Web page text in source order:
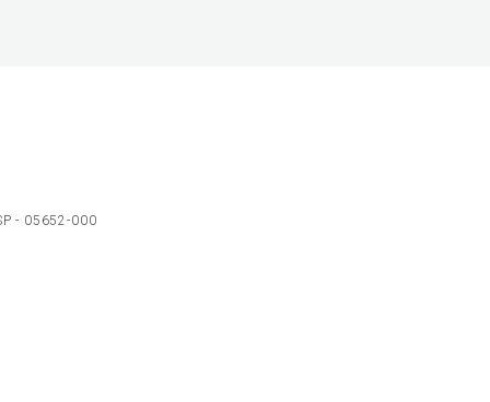
- 05652-000